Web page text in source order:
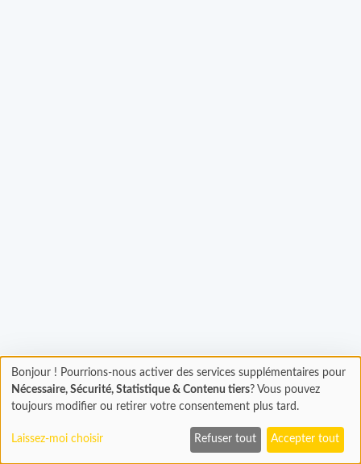
Chargement... Chargement
En cours...
Bonjour ! Pourrions-nous activer des services supplémentaires pour
Nécessaire, Sécurité, Statistique & Contenu tiers? Vous pouvez
toujours modifier ou retirer votre consentement plus tard.
Laissez-moi choisir Refuser tout Accepter tout